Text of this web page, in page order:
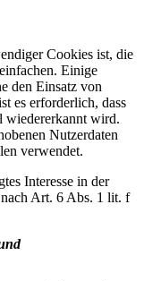
Cookies ist, die
Einige
den Einsatz von
es erforderlich, dass
wiedererkannt wird.
Nutzerdaten
verwendet.
Interesse in der
nach Art. 6 Abs. 1 lit. f